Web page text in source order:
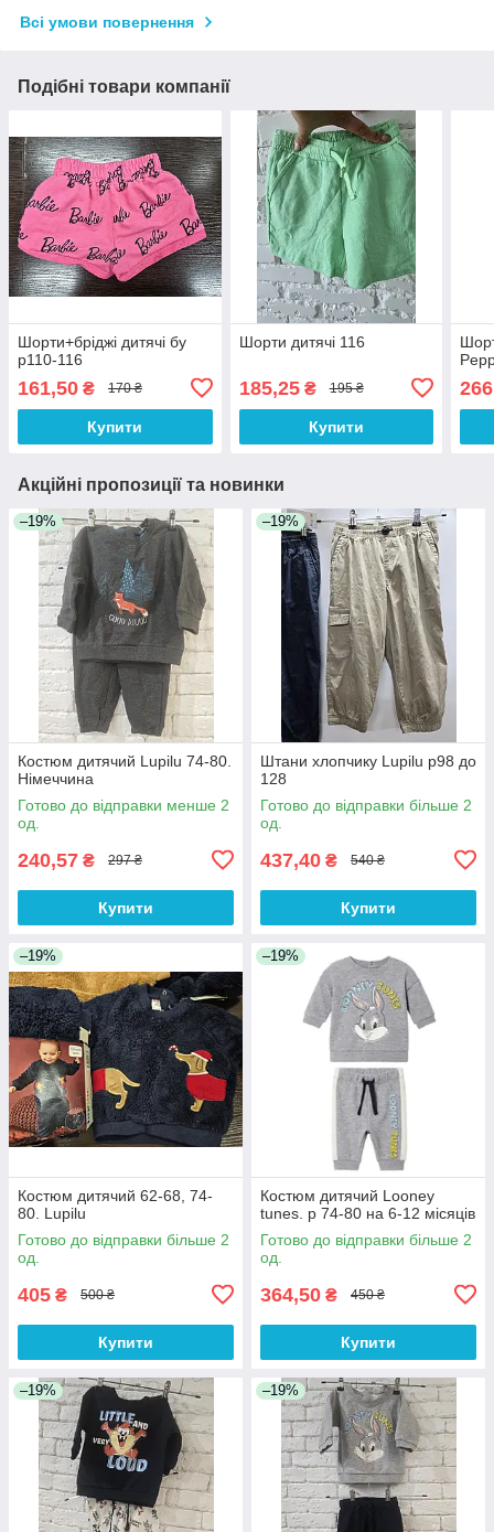
Всі умови повернення
Подібні товари компанії
Шорти+бріджі дитячі бу
р110-116
161,50 ₴ 170 ₴
Купити
Шорти дитячі 116
185,25₴ 195 ₴
Купити
266
Акційні пропозиції та новинки
–19%
Костюм дитячий Lupilu 74-80.
Німеччина
Готово до відправки менше 2
од.
240,57 ₴ 297 ₴
Купити
–19%
Штани хлопчику Lupilu р98 до
128
Готово до відправки більше 2
од.
437,40 ₴ 540 ₴
Купити
–19%
Костюм дитячий 62-68, 74-
80. Lupilu
Готово до відправки більше 2
од.
405 ₴ 500 ₴
Купити
–19%
Костюм дитячий Looney
tunes. р 74-80 на 6-12 місяців
Готово до відправки більше 2
од.
364,50 ₴ 450 ₴
Купити
–19% –19%